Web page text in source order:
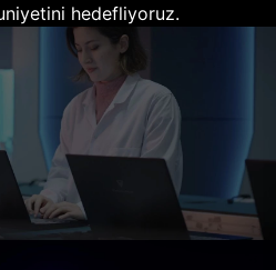
hedefliyoruz.